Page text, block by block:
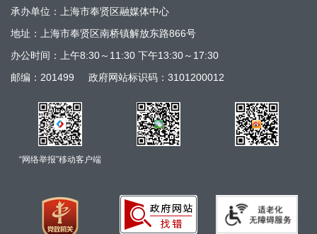
承办单位：上海市奉贤区融媒体中心
地址：上海市奉贤区南桥镇解放东路866号
办公时间：上午8:30～11:30 下午13:30～17:30
邮编：201499
政府网站标识码：3101200012
“网络举报”移动客户端